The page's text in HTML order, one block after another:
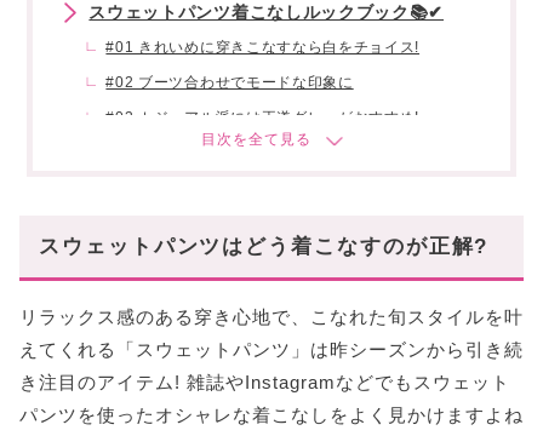
スウェットパンツ着こなしルックブック📚✔
#01 きれいめに穿きこなすなら白をチョイス!
#02 ブーツ合わせでモードな印象に
#03 カジュアル派には王道グレーがおすすめ!
#04 周りと差をつけるならカラーに挑戦!
スウェットパンツはどう着こなすのが正解?
リラックス感のある穿き心地で、こなれた旬スタイルを叶
えてくれる「スウェットパンツ」は昨シーズンから引き続
き注目のアイテム! 雑誌やInstagramなどでもスウェット
パンツを使ったオシャレな着こなしをよく見かけますよね